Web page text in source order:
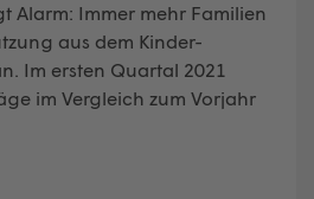
Alarm: Immer mehr Familien
aus dem Kinder-
Im ersten Quartal 2021
im Vergleich zum Vorjahr